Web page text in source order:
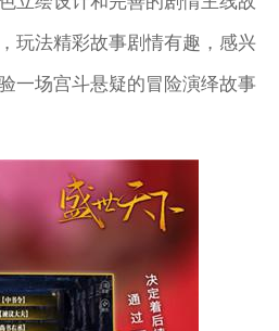
玩法精彩故事剧情有趣，感兴
一场宫斗悬疑的冒险演绎故事